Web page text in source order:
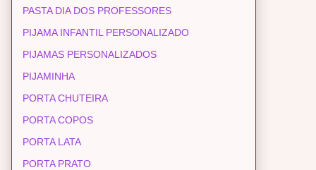
PASTA DIA DOS PROFESSORES
PIJAMA INFANTIL PERSONALIZADO
PIJAMAS PERSONALIZADOS
PIJAMINHA
PORTA CHUTEIRA
PORTA COPOS
PORTA LATA
PORTA PRATO